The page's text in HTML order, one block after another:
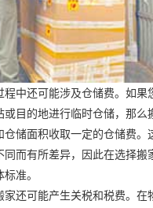
中还可能涉及仓储费。如果
或目的地进行临时仓储，那么
仓储面积收取一定的仓储费。
同而有所差异，因此在选择搬
准。
家还可能产生关税和税费。在